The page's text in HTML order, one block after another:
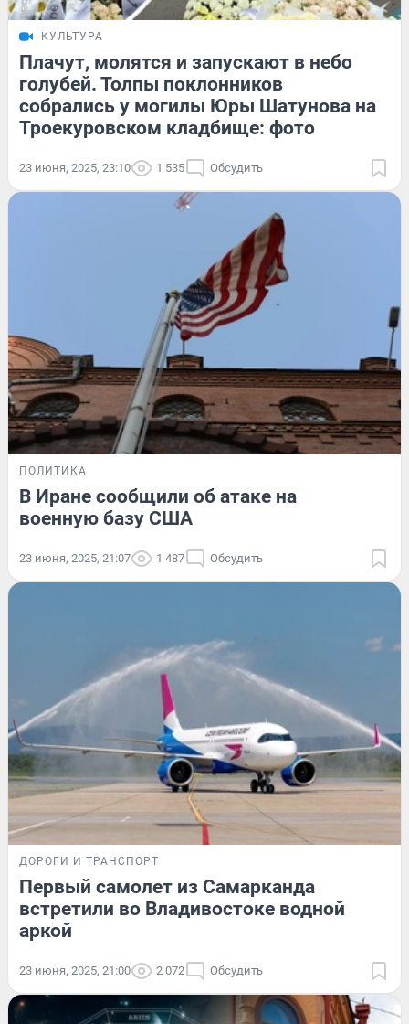
КУЛЬТУРА
Плачут, молятся и запускают в небо
голубей. Толпы поклонников
собрались у могилы Юры Шатунова на
Троекуровском кладбище: фото
23 июня, 2025, 23:10 1 535 Обсудить
ПОЛИТИКА
В Иране сообщили об атаке на
военную базу США
23 июня, 2025, 21:07 1 487 Обсудить
ДОРОГИ И ТРАНСПОРТ
Первый самолет из Самарканда
встретили во Владивостоке водной
аркой
23 июня, 2025, 21:00 2 072 Обсудить